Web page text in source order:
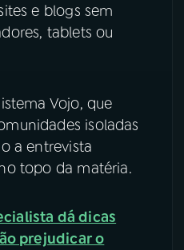
e blogs sem
tablets ou
Vojo, que
isoladas
a entrevista
topo da matéria.
dá dicas
prejudicar o